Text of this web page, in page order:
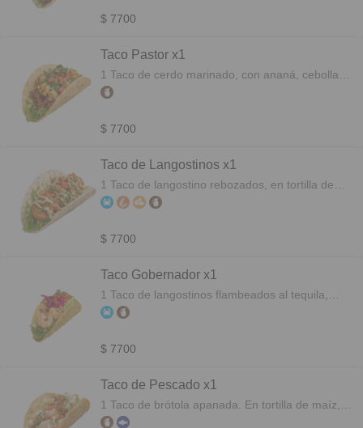
$ 7700
Taco Pastor x1
1 Taco de cerdo marinado, con ananá, cebolla
encurtida y palta en tortilla de maíz a la plancha.
$ 7700
Taco de Langostinos x1
1 Taco de langostino rebozados, en tortilla de
trigo, con lechuga, tomate y aderezo Agave.
$ 7700
Taco Gobernador x1
1 Taco de langostinos flambeados al tequila,
palta, cebolla encurtida, tomate cubeteado. En
recomendada 3 unidades.
$ 7700
Taco de Pescado x1
1 Taco de brótola apanada. En tortilla de maíz,
con mayonesa de chipotle, lechuga, tomate